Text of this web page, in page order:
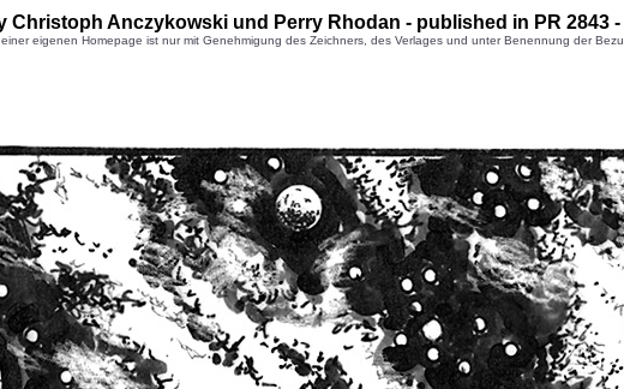
Christoph Anczykowski und Perry Rhodan - published in PR 2843 -
eigenen Homepage ist nur mit Genehmigung des Zeichners, des Verlages und unter Benennung der